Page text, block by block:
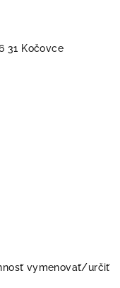
31 Kočovce
vymenovať/určiť